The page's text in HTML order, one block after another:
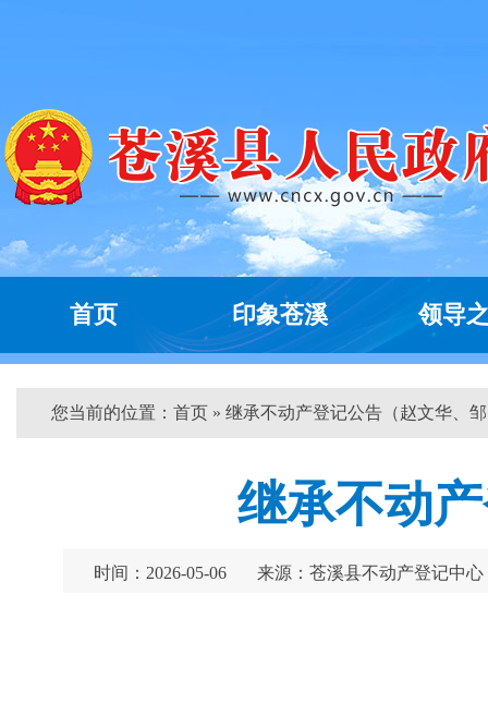
首页 印象苍溪 领导
您当前的位置： 首页 » 继承不动产登记公告（赵文华、
继承不动
时间：2026-05-06 来源：苍溪县不动产登记中心